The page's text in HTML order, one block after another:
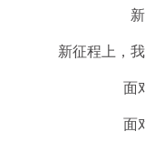
新征程上，
面
面